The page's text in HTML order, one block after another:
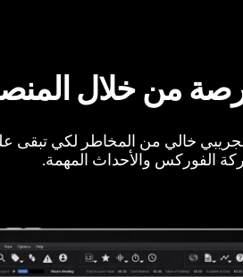
من خلال
خالي من المخاطر لكي تبقى
الفوركس والأحداث المهمة.